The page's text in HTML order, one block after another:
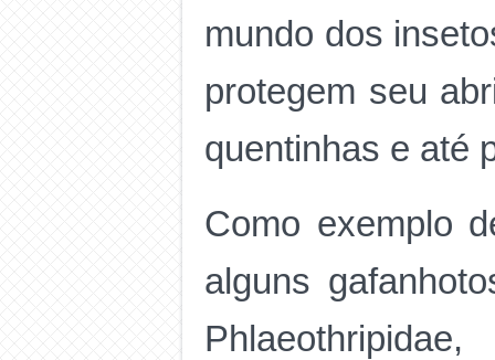
mundo dos
protegem seu
quentinhas e até
Como exemplo
alguns